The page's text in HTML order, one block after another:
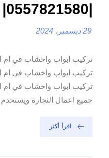
|0557821580| تفصيل ابواب
29 ديسمبر، 2024
تركيب ابواب واخشاب في ام
تركيب ابواب واخشاب في ام
جميع اعمال النجارة
اقرأ أكثر